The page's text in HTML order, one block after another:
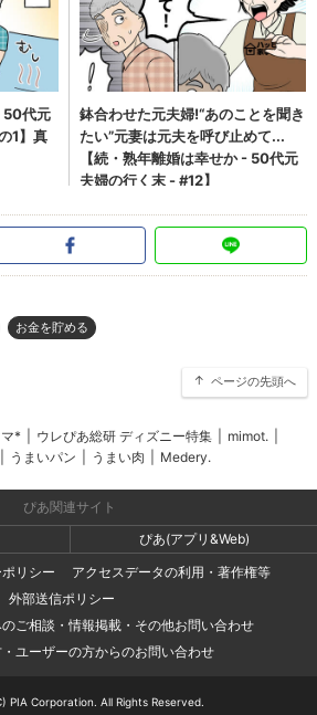
お金を貯める
ページの先頭へ
* ウレぴあ総研 ディズニー特集 mimot.
うまいパン うまい肉 Medery.
ぴあ関連サイト
ぴあ(アプリ&Web)
リシー
アクセスデータの利用・著作権等
外部送信ポリシー
ご相談・情報掲載・その他お問い合わせ
ユーザーの方からのお問い合わせ
PIA Corporation. All Rights Reserved.